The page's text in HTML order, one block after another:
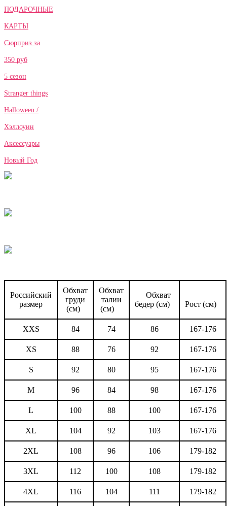
ПОДАРОЧНЫЕ
КАРТЫ
Сюрприз за
350 руб
5 сезон
Stranger things
Halloween /
Хэллоуин
Аксессуары
Новый Год
Российский
размер
Обхват
груди
(см)
Обхват
талии
(см)
Обхват
бедер (см)
Рост (см)
XXS 84 74 86 167-176
XS 88 76 92 167-176
S 92 80 95 167-176
M 96 84 98 167-176
L 100 88 100 167-176
XL 104 92 103 167-176
2XL 108 96 106 179-182
3XL 112 100 108 179-182
4XL 116 104 111 179-182